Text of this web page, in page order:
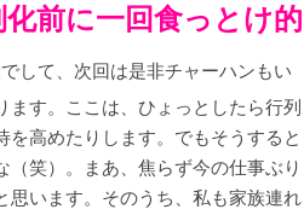
化前に一回食っとけ的
して、次回は是非チャーハンもい
ます。ここは、ひょっとしたら行列
を高めたりします。でもそうすると
（笑）。まあ、焦らず今の仕事ぶり
思います。そのうち、私も家族連れ